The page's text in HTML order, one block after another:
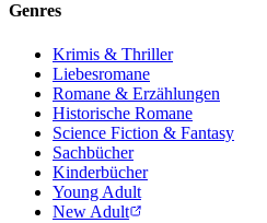
Genres
Krimis & Thriller
Liebesromane
Romane & Erzählungen
Historische Romane
Science Fiction & Fantasy
Sachbücher
Kinderbücher
Young Adult
New Adult